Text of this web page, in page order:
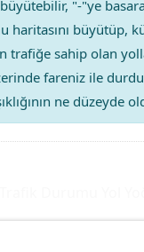
"-"ye
büyütüp,
trafiğe sahip olan
fareniz ile
ne düzeyde